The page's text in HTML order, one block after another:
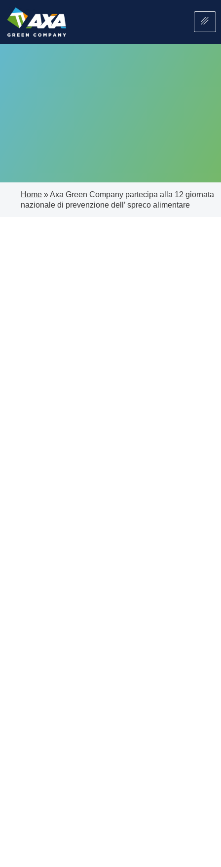
Home »Axa Green Company partecipa alla 12 giornata
nazionale di prevenzione dell’ spreco alimentare